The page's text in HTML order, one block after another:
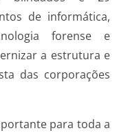
de informática,
forense e
a estrutura e
das corporações
para toda a